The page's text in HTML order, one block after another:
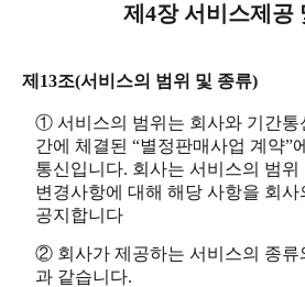
제4장 서비스제공
제13조(서비스의 범위 및 종류)
① 서비스의 범위는 회사와 기간통
간에 체결된 “별정판매사업 계약”
통신입니다. 회사는 서비스의 범위
변경사항에 대해 해당 사항을 회사
공지합니다
② 회사가 제공하는 서비스의 종류
과 같습니다.